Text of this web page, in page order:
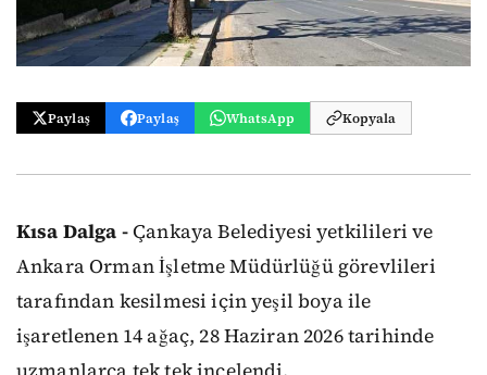
Paylaş Paylaş WhatsApp Kopyala
Kısa Dalga -Çankaya Belediyesi yetkilileri ve
Ankara Orman İşletme Müdürlüğü görevlileri
tarafından kesilmesi için yeşil boya ile
işaretlenen 14 ağaç, 28 Haziran 2026 tarihinde